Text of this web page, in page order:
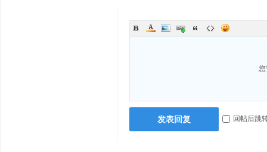
发表回复 回帖后跳